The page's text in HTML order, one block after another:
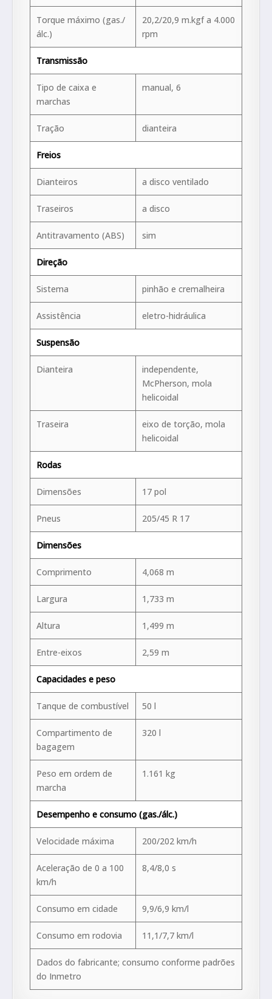
Torque máximo (gas./
álc.)
20,2/20,9 m.kgf a 4.000
rpm
Transmissão
Tipo de caixa e
marchas
manual, 6
Tração dianteira
Freios
Dianteiros a disco ventilado
Traseiros a disco
Antitravamento (ABS) sim
Direção
Sistema pinhão e cremalheira
Assistência eletro-hidráulica
Suspensão
Dianteira
independente,
McPherson, mola
helicoidal
Traseira
eixo de torção, mola
helicoidal
Rodas
Dimensões 17 pol
Pneus 205/45 R 17
Dimensões
Comprimento 4,068 m
Largura 1,733 m
Altura 1,499 m
Entre-eixos 2,59 m
Capacidades e peso
Tanque de combustível 50 l
Compartimento de
bagagem
320 l
Peso em ordem de
marcha
1.161 kg
Desempenho e consumo (gas./álc.)
Velocidade máxima 200/202 km/h
Aceleração de 0 a 100
km/h
8,4/8,0 s
Consumo em cidade 9,9/6,9 km/l
Consumo em rodovia 11,1/7,7 km/l
Dados do fabricante; consumo conforme padrões
do Inmetro